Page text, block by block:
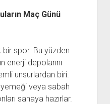
Maç Günü
spor. Bu yüzden
enerji depolarını
unsurlardan biri.
veya sabah
sahaya hazırlar.